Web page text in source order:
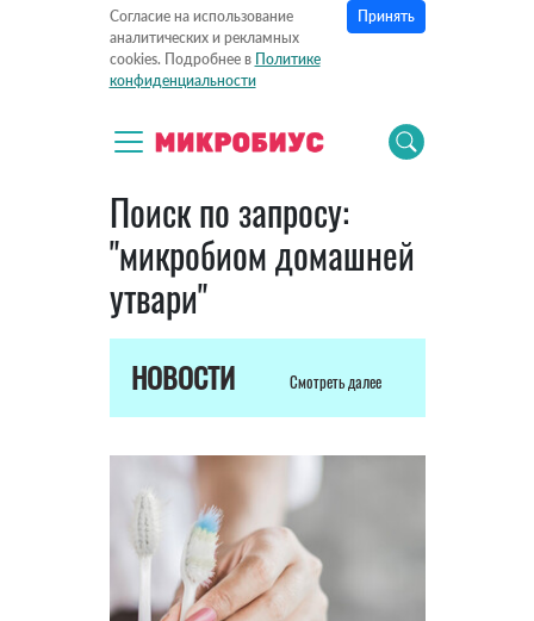
Согласие на использование
аналитических и рекламных
cookies. Подробнее в Политике
конфиденциальности
Принять
Поиск по запросу:
"микробиом домашней
утвари"
НОВОСТИ Смотреть далее